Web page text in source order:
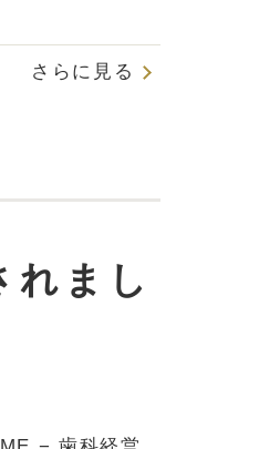
さらに見る
れまし